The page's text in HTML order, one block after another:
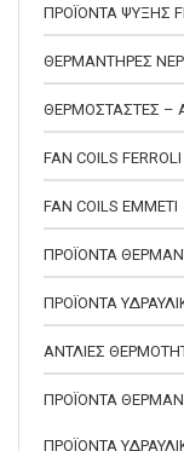
ΠΡΟΪΟΝΤΑ ΨΥΞΗΣ
ΘΕΡΜΑΝΤΗΡΕΣ
ΘΕΡΜΟΣΤΑΣΤΕΣ –
FAN COILS FERROLI
FAN COILS EMMETI
ΠΡΟΪΟΝΤΑ
ΠΡΟΪΟΝΤΑ
ΑΝΤΛΙΕΣ
ΠΡΟΪΟΝΤΑ
ΠΡΟΪΟΝΤΑ